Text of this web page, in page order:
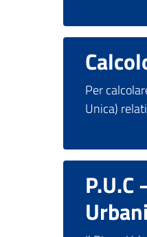
Per
Unica)
P.U.C